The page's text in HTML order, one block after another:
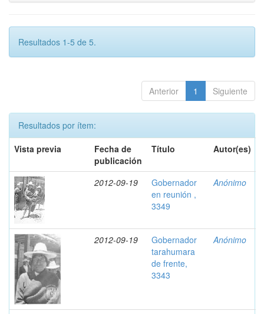
Resultados 1-5 de 5.
Anterior 1 Siguiente
Resultados por ítem:
Vista previa
Fecha de
publicación
Título Autor(es)
2012-09-19
Gobernador
en reunión ,
3349
Anónimo
2012-09-19
Gobernador
tarahumara
de frente,
3343
Anónimo